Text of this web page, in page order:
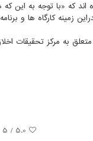
اند که «با توجه به
زمینه کارگاه ها و
به مرکز تحقیقات
5.0
/ 5